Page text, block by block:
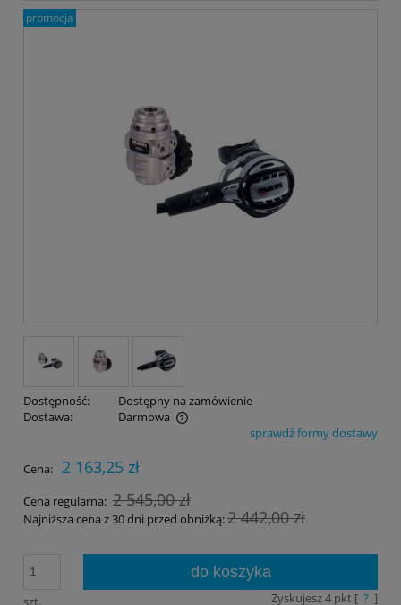
promocja
Dostępność:
Dostępny na zamówienie
Dostawa:
Darmowa
Cena nie zawiera ewentualnych kosztów płatnościsprawdź formy dostawy
Cena: 2 163,25 zł
Cena regularna: 2 545,00 zł
Najniższa cena z 30 dni przed obniżką:2 442,00 zł
szt.
do koszyka
Zyskujesz4pkt [ ? ]